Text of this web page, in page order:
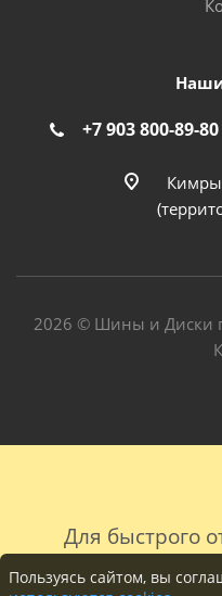
Для быстрого
+7 903 800-89-80
2026 © Шины и Диски
Пользуясь сайтом, вы